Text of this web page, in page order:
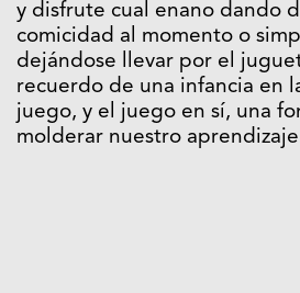
y disfrute cual enano dando
comicidad al momento o
dejándose llevar por el
recuerdo de una infancia en
juego, y el juego en sí, una
molderar nuestro